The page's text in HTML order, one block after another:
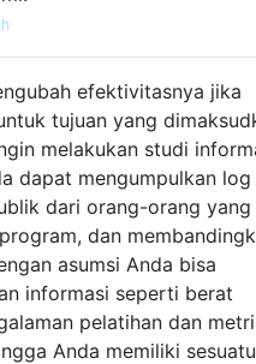
efektivitasnya jika
tujuan yang
melakukan studi
dapat mengumpulkan log
dari orang-orang yang
dan
asumsi Anda bisa
informasi seperti berat
pelatihan dan
Anda memiliki sesuatu